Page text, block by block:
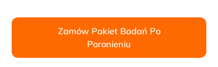
Zamów Pakiet Badań Po
Poronieniu